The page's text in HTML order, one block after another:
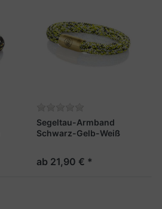
Segeltau-Armband
Schwarz-Gelb-Weiß
ab 21,90 € *